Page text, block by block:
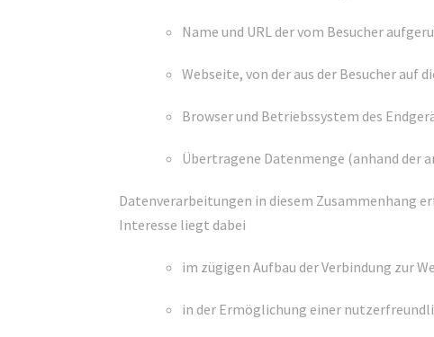
Name und URL der vom Besucher
Webseite, von der aus der Besucher auf
Browser und Betriebssystem des
Übertragene Datenmenge (anhand der
Datenverarbeitungen in diesem Zusammenhang
Interesse liegt dabei
im zügigen Aufbau der Verbindung zur
in der Ermöglichung einer